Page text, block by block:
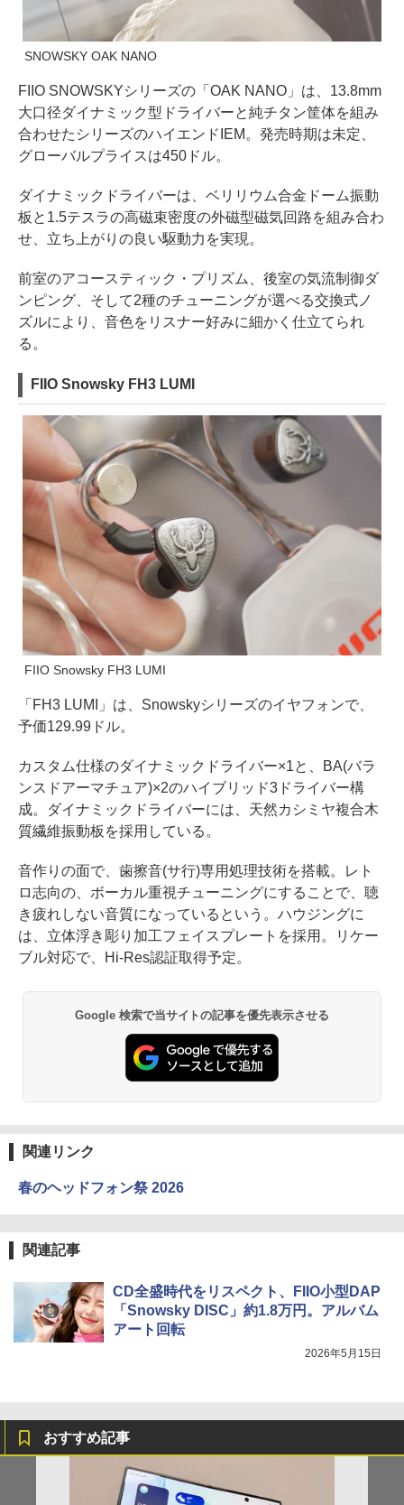
SNOWSKY OAK NANO
FIIO SNOWSKYシリーズの「OAK NANO」は、13.8mm
大口径ダイナミック型ドライバーと純チタン筐体を組み
合わせたシリーズのハイエンドIEM。発売時期は未定、
グローバルプライスは450ドル。
ダイナミックドライバーは、ベリリウム合金ドーム振動
板と1.5テスラの高磁束密度の外磁型磁気回路を組み合わ
せ、立ち上がりの良い駆動力を実現。
前室のアコースティック・プリズム、後室の気流制御ダ
ンピング、そして2種のチューニングが選べる交換式ノ
ズルにより、音色をリスナー好みに細かく仕立てられ
る。
FIIO Snowsky FH3 LUMI
FIIO Snowsky FH3 LUMI
「FH3 LUMI」は、Snowskyシリーズのイヤフォンで、
予価129.99ドル。
カスタム仕様のダイナミックドライバー×1と、BA(バラ
ンスドアーマチュア)×2のハイブリッド3ドライバー構
成。ダイナミックドライバーには、天然カシミヤ複合木
質繊維振動板を採用している。
音作りの面で、歯擦音(サ行)専用処理技術を搭載。レト
ロ志向の、ボーカル重視チューニングにすることで、聴
き疲れしない音質になっているという。ハウジングに
は、立体浮き彫り加工フェイスプレートを採用。リケー
ブル対応で、Hi-Res認証取得予定。
Google 検索で当サイトの記事を優先表示させる
関連リンク
春のヘッドフォン祭 2026
関連記事
CD全盛時代をリスペクト、FIIO小型DAP
「Snowsky DISC」約1.8万円。アルバム
アート回転
2026年5月15日
おすすめ記事